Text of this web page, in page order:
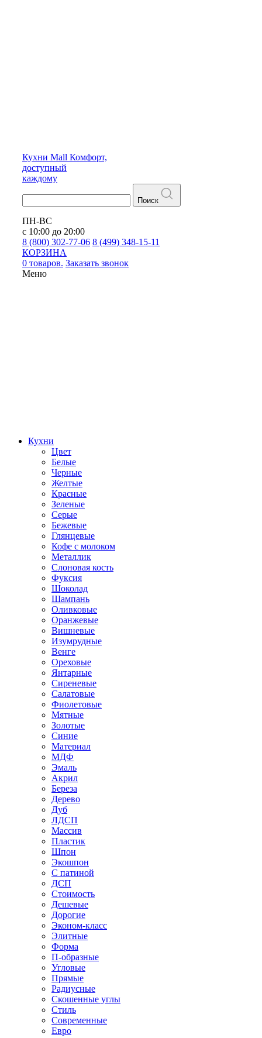
Кухни Mall Комфорт,
доступный
каждому
Поиск
ПН-ВС
с 10:00 до 20:00
8 (800) 302-77-06 8 (499) 348-15-11
КОРЗИНА
0 товаров. Заказать звонок
Меню
Кухни
Цвет
Белые
Черные
Желтые
Красные
Зеленые
Серые
Бежевые
Глянцевые
Кофе с молоком
Металлик
Слоновая кость
Фуксия
Шоколад
Шампань
Оливковые
Оранжевые
Вишневые
Изумрудные
Венге
Ореховые
Янтарные
Сиреневые
Салатовые
Фиолетовые
Мятные
Золотые
Синие
Материал
МДФ
Эмаль
Акрил
Береза
Дерево
Дуб
ЛДСП
Массив
Пластик
Шпон
Экошпон
С патиной
ДСП
Стоимость
Дешевые
Дорогие
Эконом-класс
Элитные
Форма
П-образные
Угловые
Прямые
Радиусные
Скошенные углы
Стиль
Современные
Евро